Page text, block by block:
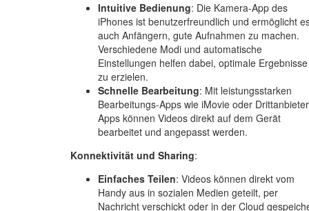
Intuitive Bedienung: Die Kamera-App des
iPhones ist benutzerfreundlich und ermöglicht
auch Anfängern, gute Aufnahmen zu machen.
Verschiedene Modi und automatische
Einstellungen helfen dabei, optimale Ergebnisse
zu erzielen.
Schnelle Bearbeitung: Mit leistungsstarken
Bearbeitungs-Apps wie iMovie oder
Apps können Videos direkt auf dem Gerät
bearbeitet und angepasst werden.
Konnektivität und Sharing:
Einfaches Teilen: Videos können direkt vom
Handy aus in sozialen Medien geteilt, per
Nachricht verschickt oder in der Cloud